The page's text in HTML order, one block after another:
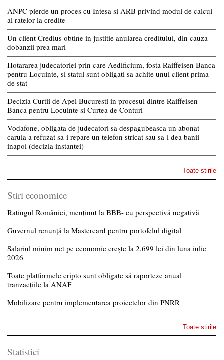
ANPC pierde un proces cu Intesa si ARB privind modul de calcul
al ratelor la credite
Un client Credius obtine in justitie anularea creditului, din cauza
dobanzii prea mari
Hotararea judecatoriei prin care Aedificium, fosta Raiffeisen Banca
pentru Locuinte, si statul sunt obligati sa achite unui client prima
de stat
Decizia Curtii de Apel Bucuresti in procesul dintre Raiffeisen
Banca pentru Locuinte si Curtea de Conturi
Vodafone, obligata de judecatori sa despagubeasca un abonat
caruia a refuzat sa-i repare un telefon stricat sau sa-i dea banii
inapoi (decizia instantei)
Toate stirile
Stiri economice
Ratingul României, menținut la BBB- cu perspectivă negativă
Guvernul renunță la Mastercard pentru portofelul digital
Salariul minim net pe economie crește la 2.699 lei din luna iulie
2026
Toate platformele cripto sunt obligate să raporteze anual
tranzacțiile la ANAF
Mobilizare pentru implementarea proiectelor din PNRR
Toate stirile
Statistici